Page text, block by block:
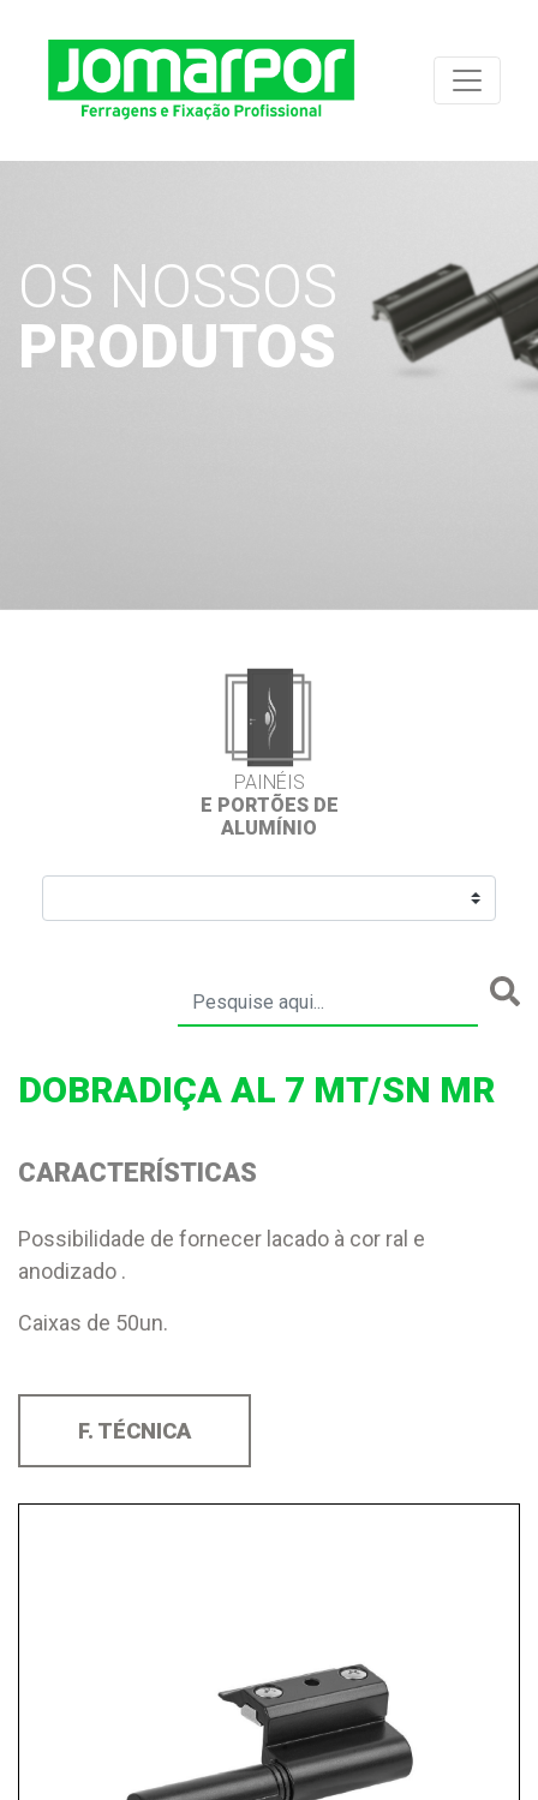
OS NOSSOS
PRODUTOS
PAINÉIS
E PORTÕES DE
ALUMÍNIO
DOBRADIÇA AL 7 MT/SN MR
CARACTERÍSTICAS
Possibilidade de fornecer lacado à cor ral e
anodizado .
Caixas de 50un.
F. TÉCNICA